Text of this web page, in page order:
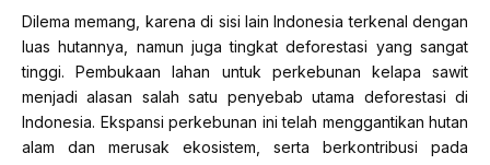
Dilema memang, karena di sisi lain Indonesia terkenal dengan
luas hutannya, namun juga tingkat deforestasi yang sangat
tinggi. Pembukaan lahan untuk perkebunan kelapa sawit
menjadi alasan salah satu penyebab utama deforestasi di
Indonesia. Ekspansi perkebunan ini telah menggantikan hutan
alam dan merusak ekosistem, serta berkontribusi pada